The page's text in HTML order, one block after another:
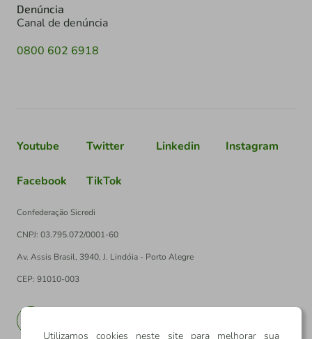
Denúncia
Canal de denúncia
0800 602 6918
Youtube Twitter Linkedin Instagram
Facebook TikTok
Confederação Sicredi
CNPJ: 03.795.072/0001-60
Av. Assis Brasil, 3940, J. Lindóia - Porto Alegre
CEP: 91010-003
Utilizamos cookies neste site para melhorar sua